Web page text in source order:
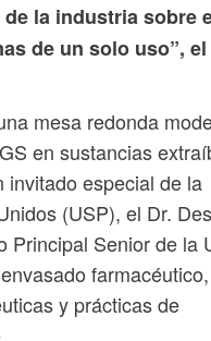
la industria sobre
de un solo uso”, el
mesa redonda
en sustancias
invitado especial de la
(USP), el Dr.
Principal Senior de la
farmacéutico,
y prácticas de